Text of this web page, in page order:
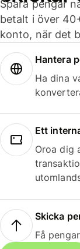
Spara pengar
betalt i över
konto, när det
Hantera
Ha dina
Ett
Oroa dig
Skicka
Få